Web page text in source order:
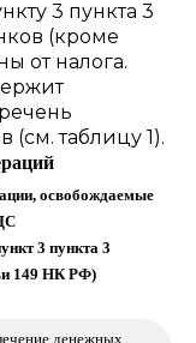
3 пункта 3
(кроме
от налога.
таблицу 1).
освобождаемые
3 пункта 3
149 НК РФ)
денежных